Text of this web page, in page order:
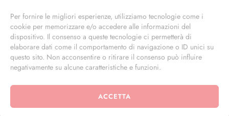
Per fornire le migliori esperienze, utilizziamo tecnologie come i
cookie per memorizzare e/o accedere alle informazioni del
dispositivo. Il consenso a queste tecnologie ci permetterà di
elaborare dati come il comportamento di navigazione o ID unici su
questo sito. Non acconsentire o ritirare il consenso può influire
negativamente su alcune caratteristiche e funzioni.
ACCETTA
info@masterphil.it